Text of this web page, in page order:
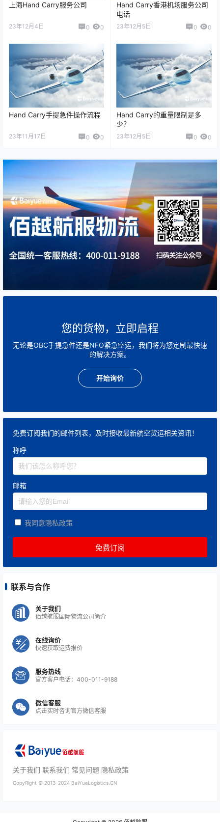
上海Hand Carry服务公司
23年12月4日 0 0
Hand Carry香港机场服务公司
电话
23年12月5日 0 0
Hand Carry手提急件操作流程
23年11月17日 0 0
Hand Carry的重量限制是多
少？
23年12月5日 0 0
您的货物，立即启程
无论是OBC手提急件还是NFO紧急空运，我们将为您定制最快速
的解决方案。
开始询价
免费订阅我们的邮件列表，及时接收最新航空货运相关资讯！
称呼
邮箱
我同意隐私政策
联系与合作
关于我们
佰越航服国际物流公司简介
在线询价
快速获取运费报价
服务热线
官方客户电话：400-011-9188
微信客服
点击实时咨询官方微信客服
关于我们 联系我们 常见问题 隐私政策
CopyRight © 2013-2024 BaiYueLogistics.CN